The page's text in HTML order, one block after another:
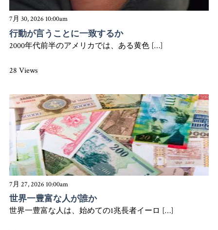
7月 30, 2026 10:00am
行動が言うことに一致するか
2000年代前半のアメリカでは、ある黄色 […]
28 Views
7月 27, 2026 10:00am
世界一豊富な人が誰か
世界一豊富な人は、始めての1兆長者イーロ […]